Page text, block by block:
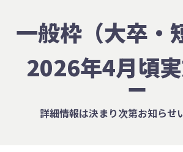
一般枠（大卒・
2026年4月頃
詳細情報は決まり次第お知らせ